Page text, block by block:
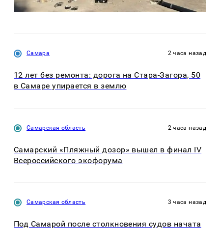
Самара 2 часа назад
12 лет без ремонта: дорога на Стара-Загора, 50
в Самаре упирается в землю
Самарская область 2 часа назад
Самарский «Пляжный дозор» вышел в финал IV
Всероссийского экофорума
Самарская область 3 часа назад
Под Самарой после столкновения судов начата